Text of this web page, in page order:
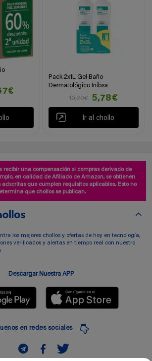
Pack 2x1L Gel Baño
Dermatológico Inibsa
10,20€
5,78€
Ir al chollo
recibir una compensación si compras derivado de
en calidad de Afiliado de Amazon, se obtienen
adscritas que cumplen requisitos aplicables. Esto no
que chollos se publican.
los mejores chollos y ofertas de hoy en tecnología,
verificados y alertas en tiempo real con nuestro
Descargar Nuestra APP
en redes sociales